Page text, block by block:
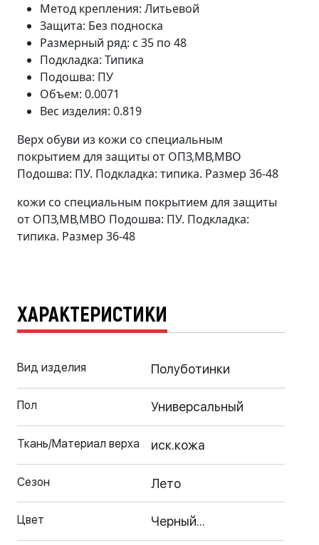
Метод крепления: Литьевой
Защита: Без подноска
Размерный ряд: с 35 по 48
Подкладка: Типика
Подошва: ПУ
Объем: 0.0071
Вес изделия: 0.819
Верх обуви из кожи со специальным
покрытием для защиты от ОПЗ,МВ,МВО
Подошва: ПУ. Подкладка: типика. Размер 36-48
кожи со специальным покрытием для защиты
от ОПЗ,МВ,МВО Подошва: ПУ. Подкладка:
типика. Размер 36-48
ХАРАКТЕРИСТИКИ
Вид изделия Полуботинки
Пол Универсальный
Ткань/Материал верха иск.кожа
Сезон Лето
Цвет Черный...